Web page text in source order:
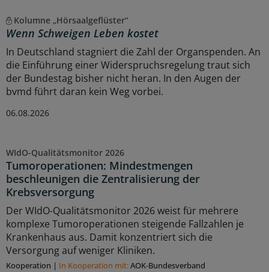
Kolumne „Hörsaalgeflüster“
Wenn Schweigen Leben kostet
In Deutschland stagniert die Zahl der Organspenden. An
die Einführung einer Widerspruchsregelung traut sich
der Bundestag bisher nicht heran. In den Augen der
bvmd führt daran kein Weg vorbei.
06.08.2026
WIdO-Qualitätsmonitor 2026
Tumoroperationen: Mindestmengen
beschleunigen die Zentralisierung der
Krebsversorgung
Der WIdO-Qualitätsmonitor 2026 weist für mehrere
komplexe Tumoroperationen steigende Fallzahlen je
Krankenhaus aus. Damit konzentriert sich die
Versorgung auf weniger Kliniken.
Kooperation | In Kooperation mit:AOK-Bundesverband